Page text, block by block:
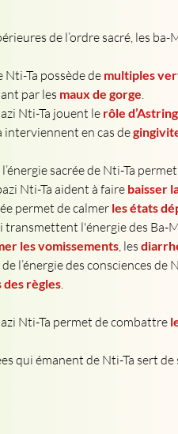
de l’ordre sacré, les
Nti-Ta possède de multiples
par les maux de gorge
Nti-Ta jouent le rôle
interviennent en cas de
sacrée de Nti-Ta
Nti-Ta aident à faire baisser
permet de calmer les états
transmettent l'énergie des Ba-
les vomissements , les
l’énergie des consciences
des règles
Nti-Ta permet de combattre
qui émanent de Nti-Ta sert